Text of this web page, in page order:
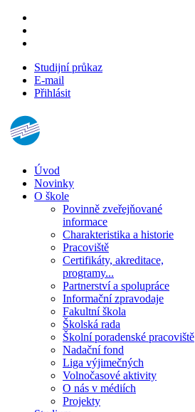
Studijní průkaz
E-mail
Přihlásit
Úvod
Novinky
O škole
Povinně zveřejňované
informace
Charakteristika a historie
Pracoviště
Certifikáty, akreditace,
programy...
Partnerství a spolupráce
Informační zpravodaje
Fakultní škola
Školská rada
Školní poradenské pracoviště
Nadační fond
Liga výjimečných
Volnočasové aktivity
O nás v médiích
Projekty